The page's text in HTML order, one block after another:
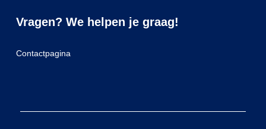
Vragen? We helpen je graag!
Contactpagina